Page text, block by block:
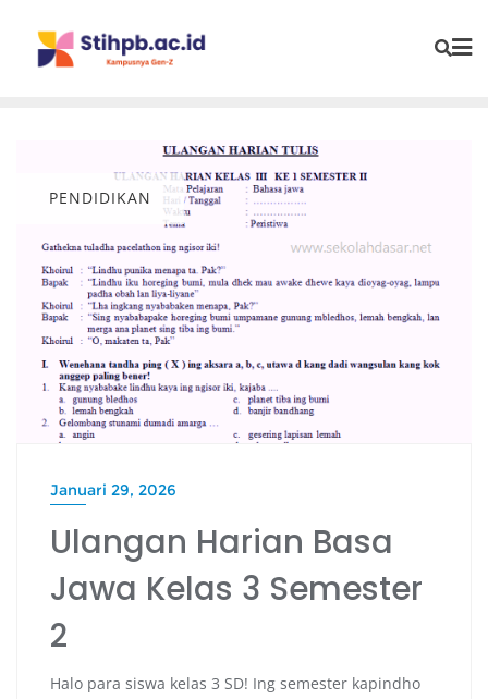
PENDIDIKAN
Januari 29, 2026
Ulangan Harian Basa
Jawa Kelas 3 Semester
2
Halo para siswa kelas 3 SD! Ing semester kapindho